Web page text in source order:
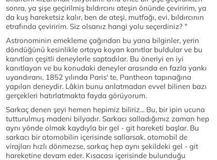
sonra, ya şişe geçirilmiş bıldırcını ateşin önünde çeviririm, ya
da kuş hareketsiz kalır, ben de ateşi, mutfağı, evi, bıldırcının
etrafında çeviririm. Siz olsanız hangi yolu seçerdiniz? "
Astronominin emekleme çağından bu yana bilginler, yerin
döndüğünü kesinlikle ortaya koyan kanıtlar buldular ve bu
kanıtları çeşitli deneylerle saptadılar. Bu öneriyi en iyi
kanıtlayan ve bu konudaki deneyler arasında en fazla yankı
uyandıranı, 1852 yılında Paris' te, Pantheon tapınağına
yapılan deneydir. Lâkin bunu anlatmadan evvel bilinen bazı
gerçekleri hatırlatmakta fayda görüyorum.
Sarkaç denen şeyi hemen hepimiz biliriz... Bu, bir ipin ucuna
tutturulmuş madeni bilyadır. Sarkacı salladığımız zaman hep
aynı yönde olmak kaydıyla bir gel - git hareketi başlar. Bu
sarkacı bir otomobilin içerisinde sallarsak, otomobil de
virajları hızlı dönmezse, sarkaç hep aynı şekildeki gel - git
hareketine devam eder. Kısacası içerisinde bulunduğu